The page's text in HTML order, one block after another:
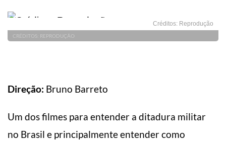
Créditos: Reprodução
CRÉDITOS: REPRODUÇÃO
Direção: Bruno Barreto
Um dos filmes para entender a ditadura militar
no Brasil e principalmente entender como